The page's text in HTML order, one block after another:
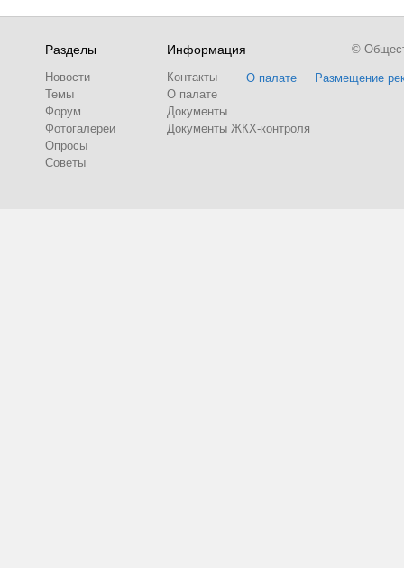
Разделы
Новости
Темы
Форум
Фотогалереи
Опросы
Советы
Информация
Контакты
О палате
Документы
Документы ЖКХ-контроля
О палате Размещение
©